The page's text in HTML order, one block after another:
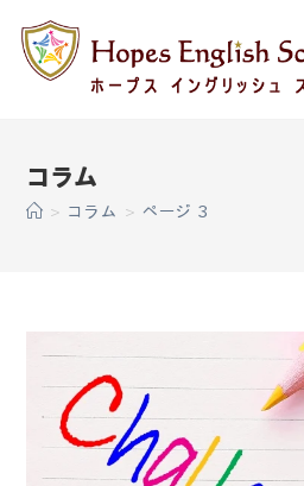
コラム
> コラム > ページ 3